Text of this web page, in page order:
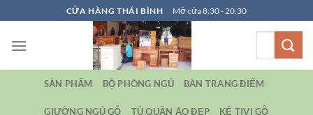
qua
nội
CỬA HÀNG THÁI BÌNH Mở cửa 8:30 - 20:30
SẢN PHẨM BỘ PHÒNG NGỦ BÀN TRANG ĐIỂM
GIƯỜNG NGỦ GỖ TỦ QUẦN ÁO ĐẸP KỆ TIVI GỖ